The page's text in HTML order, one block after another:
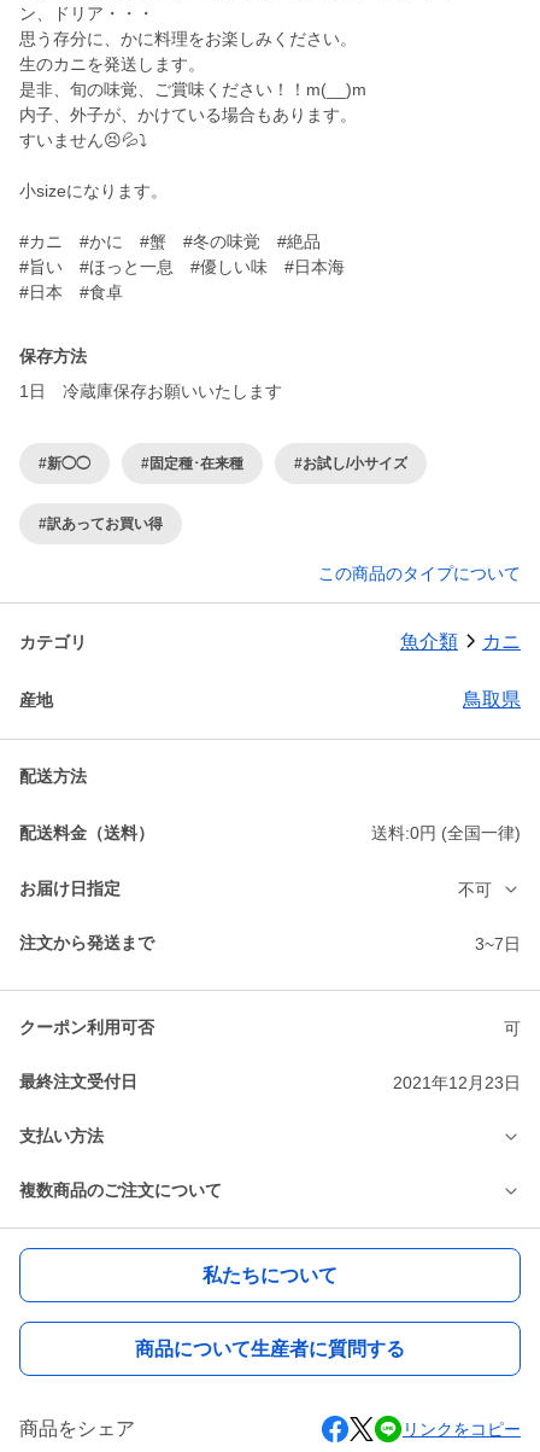
ン、ドリア・・・
思う存分に、かに料理をお楽しみください。
生のカニを発送します。
是非、旬の味覚、ご賞味ください！！m(__)m
内子、外子が、かけている場合もあります。
すいません😣💦⤵️
小sizeになります。
#カニ #かに #蟹 #冬の味覚 #絶品
#旨い #ほっと一息 #優しい味 #日本海
#日本 #食卓
保存方法
1日 冷蔵庫保存お願いいたします
#新◯◯ #固定種･在来種 #お試し/小サイズ
#訳あってお買い得
この商品のタイプについて
カテゴリ 魚介類 カニ
産地 鳥取県
配送方法
配送料金（送料） 送料:0円 (全国一律)
お届け日指定 不可
注文から発送まで 3~7日
クーポン利用可否 可
最終注文受付日 2021年12月23日
支払い方法
複数商品のご注文について
私たちについて
商品について生産者に質問する
商品をシェア リンクをコピー